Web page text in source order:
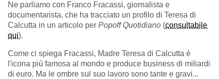
Ne parliamo con Franco Fracassi, giornalista e
documentarista, che ha tracciato un profilo di Teresa di
Calcutta in un articolo per Popoff Quotidiano (consultabile
qui).
Come ci spiega Fracassi, Madre Teresa di Calcutta è
l'icona più famosa al mondo e produce business di miliardi
di euro. Ma le ombre sul suo lavoro sono tante e gravi...